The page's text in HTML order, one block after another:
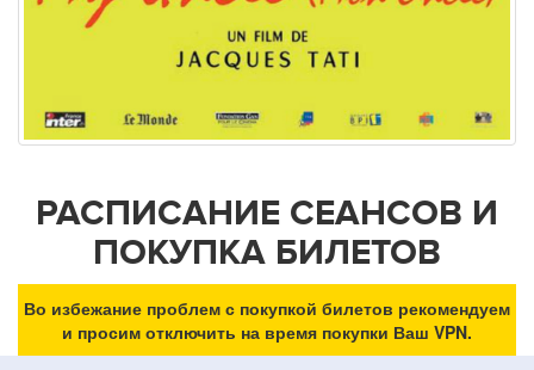
РАСПИСАНИЕ СЕАНСОВ И
ПОКУПКА БИЛЕТОВ
Во избежание проблем с покупкой билетов рекомендуем
и просим отключить на время покупки Ваш VPN.